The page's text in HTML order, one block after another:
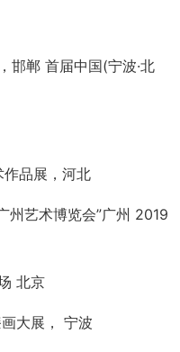
邯郸 首届中国(宁波·北
品展，河北
艺术博览会”广州 2019
北京
大展， 宁波